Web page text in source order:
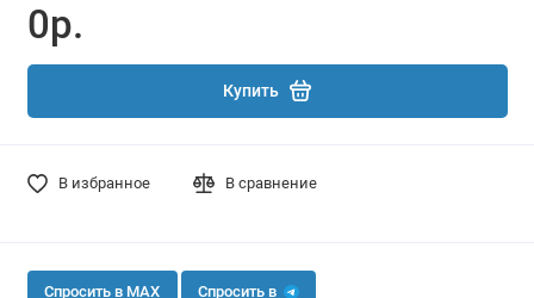
0р.
Купить
В избранное В сравнение
Спросить в MAX Спросить в